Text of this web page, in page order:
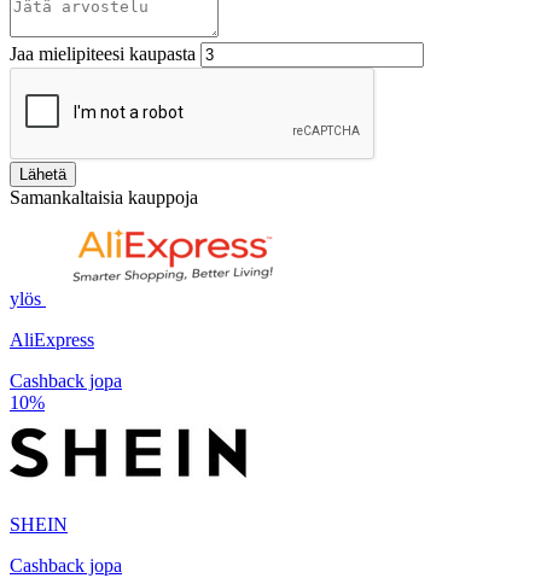
Jaa mielipiteesi kaupasta
Lähetä
Samankaltaisia kauppoja
ylös
AliExpress
Cashback jopa
10%
SHEIN
Cashback jopa